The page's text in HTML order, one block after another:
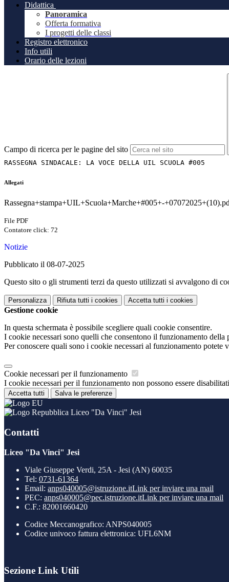
Didattica
Panoramica
Offerta formativa
I progetti delle classi
Registro elettronico
Info utili
Orario delle lezioni
Campo di ricerca per le pagine del sito
RASSEGNA SINDACALE: LA VOCE DELLA UIL SCUOLA #005
Allegati
Rassegna+stampa+UIL+Scuola+Marche+#005+-
File PDF
Contatore click: 72
Notizie
Pubblicato il 08-07-2025
Questo sito o gli strumenti terzi da questo utilizzati si avvalgono di
Personalizza Rifiuta tutti i cookies Accetta tutti i cookies
Gestione cookie
In questa schermata è possibile scegliere quali cookie consentire.
I cookie necessari sono quelli che consentono il funzionamento
Per conoscere quali sono i cookie necessari al funzionamento potete
Cookie necessari per il funzionamento
I cookie necessari per il funzionamento non possono essere
Accetta tutti Salva le preferenze
Liceo "Da Vinci" Jesi
Contatti
Liceo "Da Vinci" Jesi
Viale Giuseppe Verdi, 25A - Jesi (AN) 60035
Tel: 0731-61364
Email: anps040005@istruzione.itLink per inviare una mail
PEC: anps040005@pec.istruzione.itLink per inviare una mail
C.F.: 82001660420
Codice Meccanografico: ANPS040005
Codice univoco fattura elettronica: UFL6NM
Sezione Link Utili